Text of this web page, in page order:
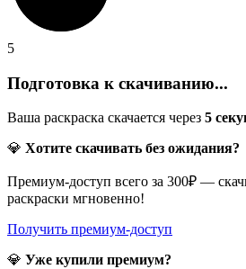
5
Подготовка к скачиванию...
Ваша раскраска скачается через 5
💎 Хотите скачивать без ожидания?
Премиум-доступ всего за 300₽ —
раскраски мгновенно!
Получить премиум-доступ
💎 Уже купили премиум?